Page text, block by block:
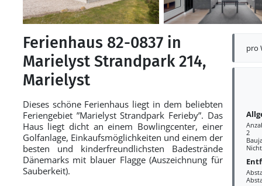
pro
2
Ferienhaus 82-0837 in
Marielyst Strandpark 214,
Marielyst
Dieses schöne Ferienhaus liegt in dem beliebten
Feriengebiet ”Marielyst Strandpark Ferieby”. Das
Haus liegt dicht an einem Bowlingcenter, einer
Golfanlage, Einkaufsmöglichkeiten und einem der
besten und kinderfreundlichsten Badestrände
Dänemarks mit blauer Flagge (Auszeichnung für
Sauberkeit).